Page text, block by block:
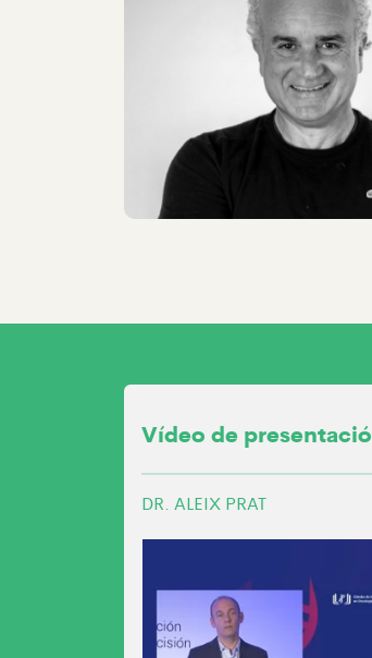
Vídeo de presentació
DR. ALEIX PRAT